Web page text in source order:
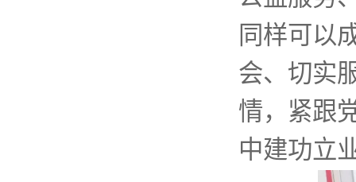
同样可以
会、切实
情，紧跟
中建功立